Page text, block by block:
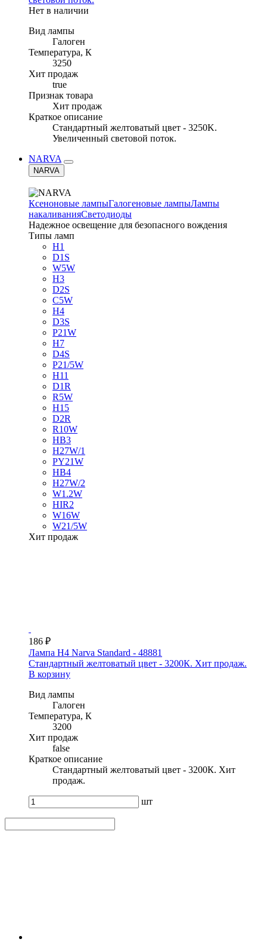
Нет в наличии
Вид лампы
Галоген
Температура, К
3250
Хит продаж
true
Признак товара
Хит продаж
Краткое описание
Стандартный желтоватый цвет - 3250K.
Увеличенный световой поток.
NARVA
NARVA
Ксеноновые лампыГалогеновые лампыЛампы
накаливанияСветодиоды
Надежное освещение для безопасного вождения
Типы ламп
H1
D1S
W5W
H3
D2S
C5W
H4
D3S
P21W
H7
D4S
P21/5W
H11
D1R
R5W
H15
D2R
R10W
HB3
H27W/1
PY21W
HB4
H27W/2
W1.2W
HIR2
W16W
W21/5W
Хит продаж
186 ₽
Лампа H4 Narva Standard - 48881
Стандартный желтоватый цвет - 3200К. Хит продаж.
В корзину
Вид лампы
Галоген
Температура, К
3200
Хит продаж
false
Краткое описание
Стандартный желтоватый цвет - 3200К. Хит
продаж.
шт